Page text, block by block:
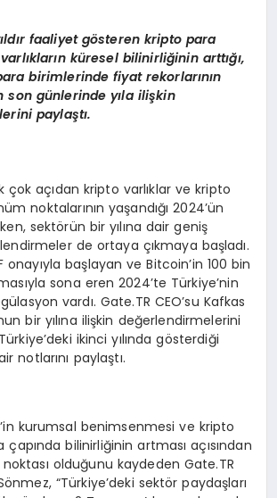
faaliyet gösteren kripto para
küresel bilinirliğinin arttığı,
birimlerinde fiyat rekorlarının
son günlerinde yıla ilişkin
paylaştı.
çok açıdan kripto varlıklar ve kripto
noktalarının yaşandığı 2024’ün
sektörün bir yılına dair geniş
de ortaya çıkmaya başladı.
onayıyla başlayan ve Bitcoin’in 100 bin
sona eren 2024’te Türkiye’nin
vardı. Gate.TR CEO’su Kafkas
bir yılına ilişkin değerlendirmelerini
ikinci yılında gösterdiği
notlarını paylaştı.
kurumsal benimsenmesi ve kripto
çapında bilinirliğinin artması açısından
olduğunu kaydeden Gate.TR
“Türkiye’deki sektör paydaşları